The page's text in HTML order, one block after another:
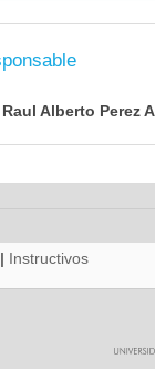
Raul Alberto Perez
| Instructivos